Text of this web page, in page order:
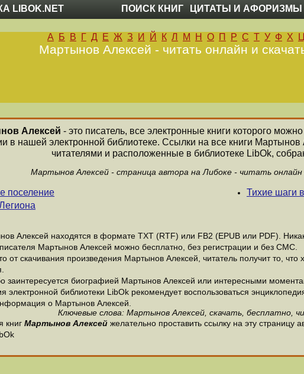
LIBOK.NET ПОИСК КНИГ ЦИТАТЫ И АФОРИЗМЫ
А Б В Г Д Е Ж З И Й К Л М Н О П Р С Т У Ф Х Ц
Мартынов Алексей - читать онлайн и
Алексей - это писатель, все электронные книги которого
в нашей электронной библиотеке. Ссылки на все книги
читателями и расположенные в библиотеке LibOk,
Мартынов Алексей - страница автора на Либоке - читать онлайн
поселение
Тихие шаги
Алексей находятся в формате ТХТ (RTF) или FB2 (EPUB или PDF).
Мартынов Алексей можно бесплатно, без регистрации и без СМС.
от скачивания произведения Мартынов Алексей, читатель получит то,
заинтересуется биографией Мартынов Алексей или интересными
электронной библиотеки LibOk рекомендует воспользоваться
о Мартынов Алексей.
Ключевые слова: Мартынов Алексей, скачать, бесплатно,
книг Мартынов Алексей желательно проставить ссылку на эту страницу